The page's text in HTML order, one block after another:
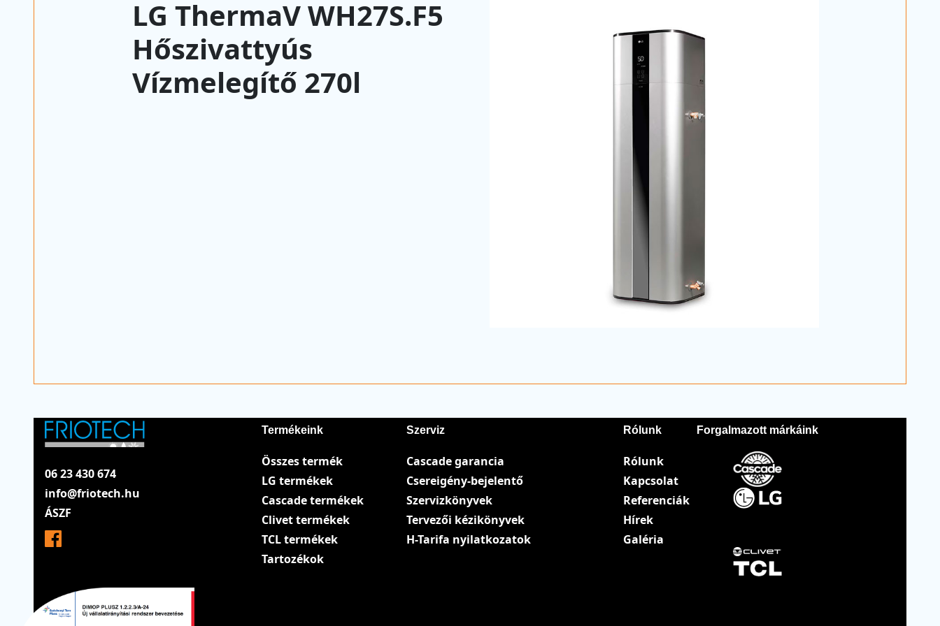
LG ThermaV WH27S.F5
Hőszivattyús
Vízmelegítő 270l
06 23 430 674
info@friotech.hu
ÁSZF
Termékeink
Összes termék
LG termékek
Cascade termékek
Clivet termékek
TCL termékek
Tartozékok
Szerviz
Cascade garancia
Csereigény-bejelentő
Szervizkönyvek
Tervezői kézikönyvek
H-Tarifa nyilatkozatok
Rólunk
Rólunk
Kapcsolat
Referenciák
Hírek
Galéria
Forgalmazott márkáink